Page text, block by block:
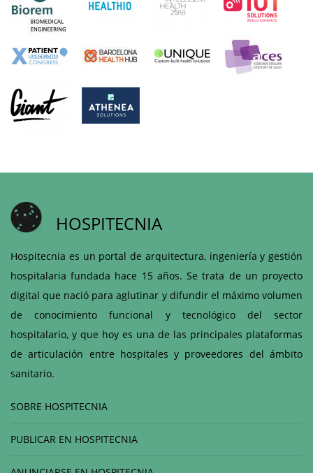
HOSPITECNIA
Hospitecnia es un portal de arquitectura, ingeniería y gestión
hospitalaria fundada hace 15 años. Se trata de un proyecto
digital que nació para aglutinar y difundir el máximo volumen
de conocimiento funcional y tecnológico del sector
hospitalario, y que hoy es una de las principales plataformas
de articulación entre hospitales y proveedores del ámbito
sanitario.
SOBRE HOSPITECNIA
PUBLICAR EN HOSPITECNIA